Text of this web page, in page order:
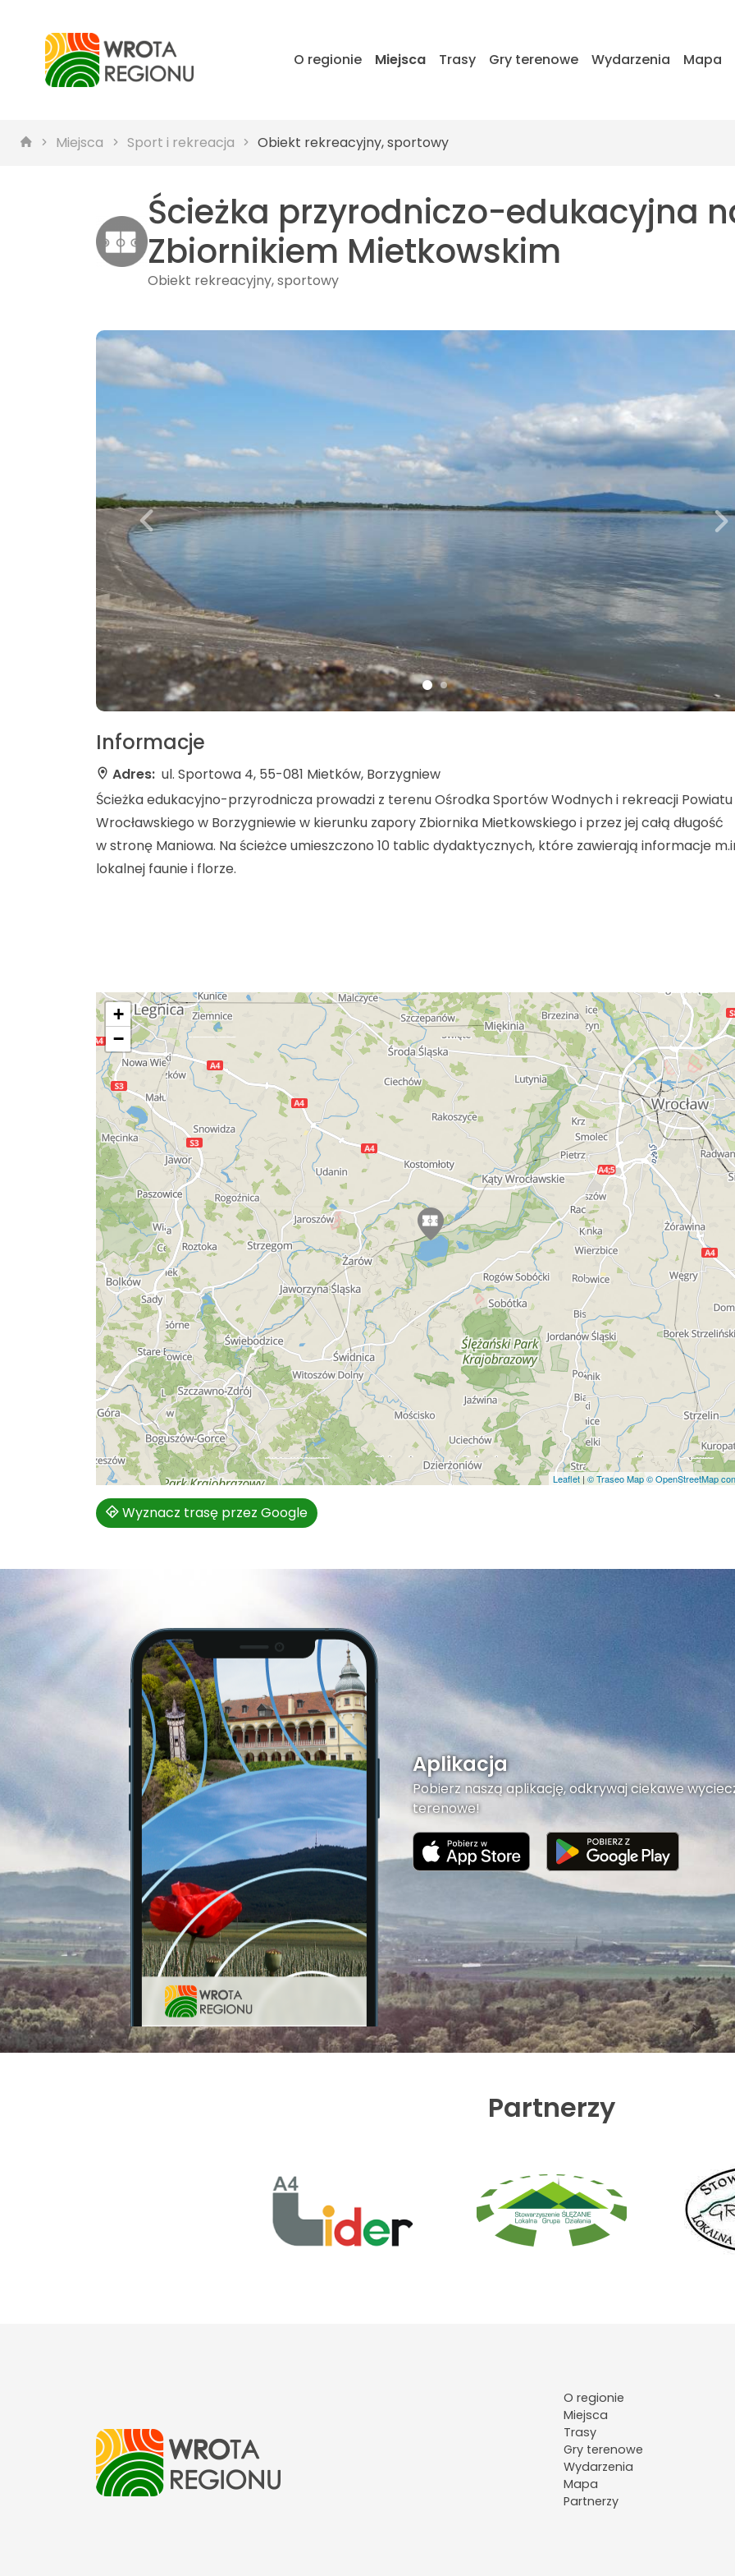
O regionie Miejsca Trasy Gry terenowe Wydarzenia Mapa
Miejsca Sport i rekreacja Obiekt rekreacyjny, sportowy
Ścieżka przyrodniczo-edukacyjna
Zbiornikiem Mietkowskim
Obiekt rekreacyjny, sportowy
Informacje
Adres: ul. Sportowa 4, 55-081 Mietków, Borzygniew
Ścieżka edukacyjno-przyrodnicza prowadzi z terenu Ośrodka Sportów Wodnych i rekreacji Powiatu
Wrocławskiego w Borzygniewie w kierunku zapory Zbiornika Mietkowskiego i przez jej całą długość
w stronę Maniowa. Na ścieżce umieszczono 10 tablic dydaktycznych, które zawierają informacje
lokalnej faunie i florze.
+
−
Leaflet | © Traseo Map© OpenStreetMap
Wyznacz trasę przez Google
Aplikacja
Pobierz naszą aplikację, odkrywaj ciekawe
terenowe!
Partnerzy
O regionie
Miejsca
Trasy
Gry terenowe
Wydarzenia
Mapa
Partnerzy